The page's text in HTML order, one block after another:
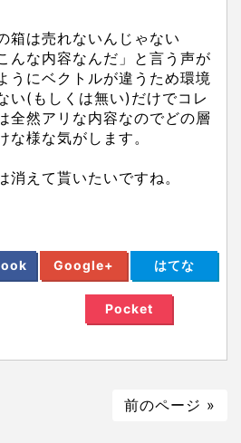
箱は売れないんじゃない
んな内容なんだ」と言う声が
うにベクトルが違うため環境
い(もしくは無い)だけでコレ
全然アリな内容なのでどの層
な様な気がします。
消えて貰いたいですね。
Google+ はてな
Pocket
前のページ »